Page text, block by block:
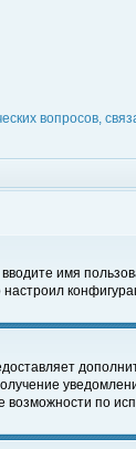
вопросов,
имя
по